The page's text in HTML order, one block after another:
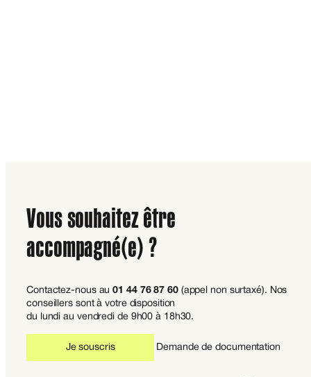
Vous souhaitez être
accompagné(e) ?
Contactez-nous au01 44 76 87 60(appel non surtaxé). Nos
conseillers sont à votre disposition
du lundi au vendredi de 9h00 à 18h30.
Je souscris Demande de documentation